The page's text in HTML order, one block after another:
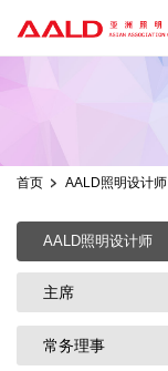
首页 AALD照明设计师
AALD照明设计师
主席
常务理事